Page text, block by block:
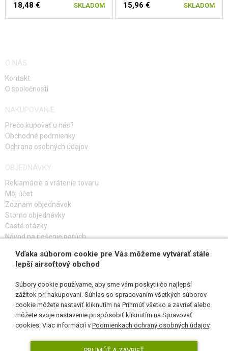
18,48 € SKLADOM 15,96 € SKLADOM
O NÁS
Kontakt
O spoločnosti
NAKUPOVANIE
Prečo kupovať u nás?
Obchodné podmienky
Ochrana osobných údajov
OBJEDNÁVKY
Reklamácie a vrátenie tovaru
Môj účet
Zoznam objednávok
Storno objednávky
Časté otázky
Návod na riešenie porúch
PRIHLÁS SA K ODBERU
SLEDUJ NÁS
Vďaka súborom cookie pre Vás môžeme vytvárať stále
lepší airsoftový obchod
Súbory cookie používame, aby sme vám poskytli čo najlepší
zážitok pri nakupovaní. Súhlas so spracovaním všetkých súborov
cookie môžete nastaviť kliknutím na Prihmúť všetko a zavrieť alebo
môžete svoje nastavenie prispôsobiť kliknutím na Spravovať
cookies. Viac informácií v Podmienkach ochrany osobných údajov.